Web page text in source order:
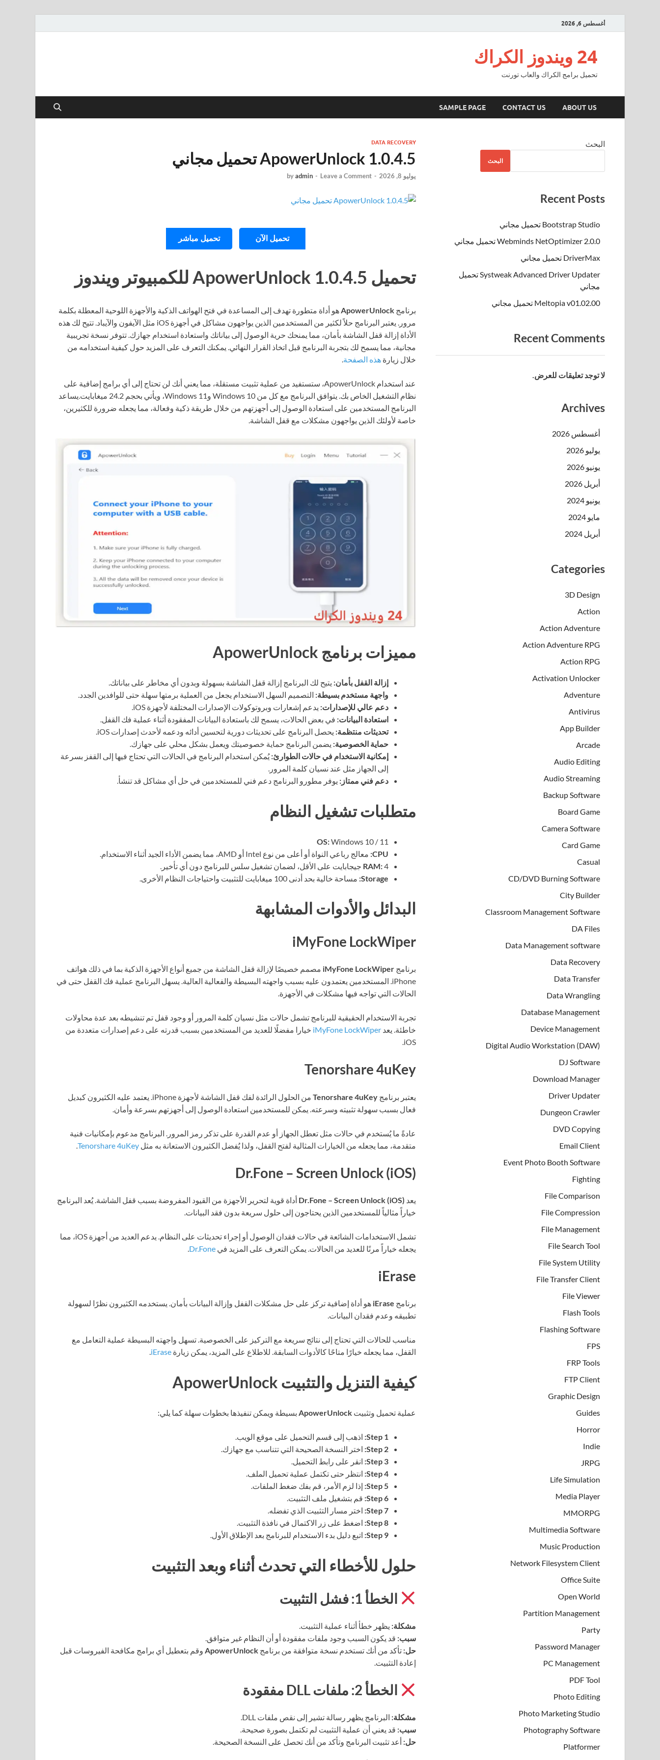
أغسطس 6, 2026
24 ويندوز الكراك
تحميل برامج الكراك والعاب تورنت
ABOUT US
CONTACT US
SAMPLE PAGE
DATA RECOVERY
ApowerUnlock 1.0.4.5 تحميل مجاني
يوليو 8, 2026 -
byadmin - Leave a Comment
تحميل الآن تحميل مباشر
تحميل ApowerUnlock 1.0.4.5 للكمبيوتر ويندوز
برنامج ApowerUnlockهو أداة متطورة تهدف إلى المساعدة في فتح الهواتف الذكية والأجهزة اللوحية المعطلة بكلمة
مرور. يعتبر البرنامج حلاً لكثير من المستخدمين الذين يواجهون مشاكل في أجهزة iOS مثل الآيفون والآيباد. تتيح لك هذه
الأداة إزالة قفل الشاشة بأمان، مما يمنحك حرية الوصول إلى بياناتك واستعادة استخدام جهازك. تتوفر نسخة تجريبية
مجانية، مما يسمح لك بتجربة البرنامج قبل اتخاذ القرار النهائي. يمكنك التعرف على المزيد حول كيفية استخدامه من
خلال زيارة هذه الصفحة.
عند استخدام ApowerUnlock، ستستفيد من عملية تثبيت مستقلة، مما يعني أنك لن تحتاج إلى أي برامج إضافية على
نظام التشغيل الخاص بك. يتوافق البرنامج مع كل من Windows 10 وWindows 11، ويأتي بحجم 24.2 ميغابايت.يساعد
البرنامج المستخدمين على استعادة الوصول إلى أجهزتهم من خلال طريقة ذكية وفعالة، مما يجعله ضرورة للكثيرين،
خاصة لأولئك الذين يواجهون مشكلات مع قفل الشاشة.
مميزات برنامج ApowerUnlock
إزالة القفل بأمان: يتيح لك البرنامج إزالة قفل الشاشة بسهولة وبدون أي مخاطر على بياناتك.
واجهة مستخدم بسيطة: التصميم السهل الاستخدام يجعل من العملية برمتها سهلة حتى للوافدين الجدد.
دعم عالي للإصدارات: يدعم إشعارات وبروتوكولات الإصدارات المختلفة لأجهزة iOS.
استعادة البيانات: في بعض الحالات، يسمح لك باستعادة البيانات المفقودة أثناء عملية فك القفل.
تحديثات منتظمة: يحصل البرنامج على تحديثات دورية لتحسين أدائه ودعمه لأحدث إصدارات iOS.
حماية الخصوصية: يضمن البرنامج حماية خصوصيتك ويعمل بشكل محلي على جهازك.
إمكانية الاستخدام في حالات الطوارئ:يُمكن استخدام البرنامج في الحالات التي تحتاج فيها إلى القفز بسرعة
إلى الجهاز مثل عند نسيان كلمة المرور.
دعم فني ممتاز: يوفر مطورو البرنامج دعم فني للمستخدمين في حل أي مشاكل قد تنشأ.
متطلبات تشغيل النظام
OS:Windows 10 / 11
CPU: معالج رباعي النواة أو أعلى من نوع Intel أو AMD، مما يضمن الأداء الجيد أثناء الاستخدام.
RAM:4 جيجابايت على الأقل، لضمان تشغيل سلس للبرنامج دون أي تأخير.
Storage: مساحة خالية بحد أدنى 100 ميغابايت للتثبيت واحتياجات النظام الأخرى.
البدائل والأدوات المشابهة
iMyFone LockWiper
برنامج iMyFone LockWiper مصمم خصيصًا لإزالة قفل الشاشة من جميع أنواع الأجهزة الذكية بما في ذلك هواتف
iPhone. المستخدمين يعتمدون عليه بسبب واجهته البسيطة والفعالية العالية. يسهل البرنامج عملية فك القفل حتى في
الحالات التي تواجه فيها مشكلات في الأجهزة.
تجربة الاستخدام الحقيقية للبرنامج تشمل حالات مثل نسيان كلمة المرور أو وجود قفل تم تنشيطه بعد عدة محاولات
خاطئة. يعد iMyFone LockWiper خيارا مفضلًا للعديد من المستخدمين بسبب قدرته على دعم إصدارات متعددة من
iOS.
Tenorshare 4uKey
يعتبر برنامج Tenorshare 4uKey
من الحلول الرائدة لفك قفل الشاشة لأجهزة iPhone. يعتمد عليه الكثيرون كبديل
فعال بسبب سهولة تثبيته وسرعته. يمكن للمستخدمين استعادة الوصول إلى أجهزتهم بسرعة وأمان.
عادةً ما يُستخدم في حالات مثل تعطل الجهاز أو عدم القدرة على تذكر رمز المرور. البرنامج مدعوم بإمكانيات فنية
متقدمة، مما يجعله من الخيارات المثالية لفتح القفل، ولذا يُفضل الكثيرون الاستعانة به مثل Tenorshare 4uKey
Dr.Fone – Screen Unlock (iOS)
يعد Dr.Fone – Screen Unlock (iOS) أداة قوية لتحرير الأجهزة من القيود المفروضة بسبب قفل الشاشة. يُعد البرنامج
خياراً مثالياً للمستخدمين الذين يحتاجون إلى حلول سريعة بدون فقد البيانات.
تشمل الاستخدامات الشائعة في حالات فقدان الوصول أو إجراء تحديثات على النظام. يدعم العديد من أجهزة iOS، مما
يجعله خياراً مرنًا للعديد من الحالات. يمكن التعرف على المزيد في Dr.Fone
.
iErase
برنامج iErase هو أداة إضافية تركز على حل مشكلات القفل وإزالة البيانات بأمان. يستخدمه الكثيرون نظرًا لسهولة
تطبيقه وعدم فقدان البيانات.
مناسب للحالات التي تحتاج إلى نتائج سريعة مع التركيز على الخصوصية. تسهل واجهته البسيطة عملية التعامل مع
القفل، مما يجعله خيارًا متاحًا كالأدوات السابقة. للاطلاع على المزيد، يمكن زيارة iErase
.
كيفية التنزيل والتثبيت ApowerUnlock
عملية تحميل وتثبيت ApowerUnlock بسيطة ويمكن تنفيذها بخطوات سهلة كما يلي:
Step 1: اذهب إلى قسم التحميل على موقع الويب.
Step 2: اختر النسخة الصحيحة التي تتناسب مع جهازك.
Step 3: انقر على رابط التحميل.
Step 4: انتظر حتى تكتمل عملية تحميل الملف.
Step 5: إذا لزم الأمر، قم بفك ضغط الملفات.
Step 6: قم بتشغيل ملف التثبيت.
Step 7: اختر مسار التثبيت الذي تفضله.
Step 8: اضغط على زر الاكتمال في نافذة التثبيت.
Step 9: اتبع دليل بدء الاستخدام للبرنامج بعد الإطلاق الأول.
حلول للأخطاء التي تحدث أثناء وبعد التثبيت
الخطأ 1: فشل التثبيت
مشكلة: يظهر خطأ أثناء عملية التثبيت.
سبب: قد يكون السبب وجود ملفات مفقودة أو أن النظام غير متوافق.
حل: تأكد من أنك تستخدم نسخة متوافقة من برنامج ApowerUnlock وقم بتعطيل أي برامج مكافحة الفيروسات قبل
إعادة التثبيت.
الخطأ 2: ملفات DLL مفقودة
مشكلة: البرنامج يظهر رسالة تشير إلى نقص ملفات DLL.
سبب: قد يعني أن عملية التثبيت لم تكتمل بصورة صحيحة.
حل: أعد تثبيت البرنامج وتأكد من أنك تحصل على النسخة الصحيحة.
البحث
البحث
Recent Posts
Bootstrap Studio تحميل مجاني
Webminds NetOptimizer 2.0.0 تحميل مجاني
DriverMax تحميل مجاني
Systweak Advanced Driver Updater تحميل
مجاني
Meltopia v01.02.00 تحميل مجاني
Recent Comments
لا توجد تعليقات للعرض.
Archives
أغسطس 2026
يوليو 2026
يونيو 2026
أبريل 2026
يونيو 2024
مايو 2024
أبريل 2024
Categories
3D Design
Action
Action Adventure
Action Adventure RPG
Action RPG
Activation Unlocker
Adventure
Antivirus
App Builder
Arcade
Audio Editing
Audio Streaming
Backup Software
Board Game
Camera Software
Card Game
Casual
CD/DVD Burning Software
City Builder
Classroom Management Software
DA Files
Data Management software
Data Recovery
Data Transfer
Data Wrangling
Database Management
Device Management
Digital Audio Workstation (DAW)
DJ Software
Download Manager
Driver Updater
Dungeon Crawler
DVD Copying
Email Client
Event Photo Booth Software
Fighting
File Comparison
File Compression
File Management
File Search Tool
File System Utility
File Transfer Client
File Viewer
Flash Tools
Flashing Software
FPS
FRP Tools
FTP Client
Graphic Design
Guides
Horror
Indie
JRPG
Life Simulation
Media Player
MMORPG
Multimedia Software
Music Production
Network Filesystem Client
Office Suite
Open World
Partition Management
Party
Password Manager
PC Management
PDF Tool
Photo Editing
Photo Marketing Studio
Photography Software
Platformer